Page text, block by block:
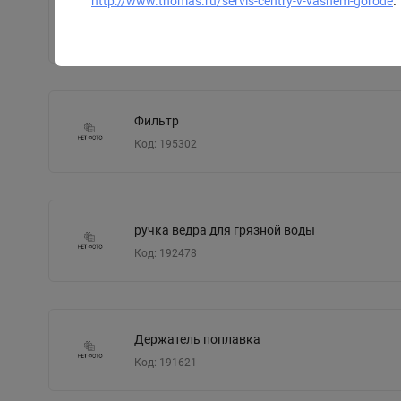
Фильтр МКА
Фильтр
Код: 195302
ручка ведра для грязной воды
Код: 192478
Держатель поплавка
Код: 191621